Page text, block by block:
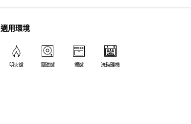
• 適用於多種熱源，例如明火、電磁爐或焗爐（微波爐除外）。
適用環境
明火爐 電磁爐 焗爐 洗碗碟機